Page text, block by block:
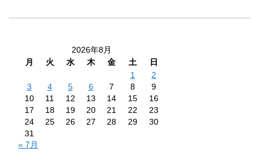
2026年8月
月
火 水 木 金 土
日
1
2
3
4 5 6 7 8
9
10
11 12 13 14 15
16
17
18 19 20 21 22
23
24
25 26 27 28 29
30
31
« 7月